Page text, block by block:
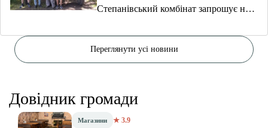
Степанівський комбінат запрошує на
Переглянути усі новини
Довідник громади
Магазини ★ 3.9